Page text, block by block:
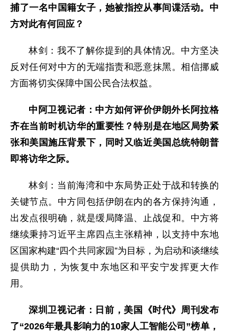
捕了一名中国籍女子，她被指控从事间谍活动。中
方对此有何回应？
林剑：我不了解你提到的具体情况。中方坚决
反对任何对中方的无端指责和恶意抹黑。相信挪威
方面将切实保障中国公民合法权益。
中阿卫视记者：中方如何评价伊朗外长阿拉格
齐在当前时机访华的重要性？特别是在地区局势紧
张和美国施压背景下，同时又临近美国总统特朗普
即将访华之际。
林剑：当前海湾和中东局势正处于战和转换的
关键节点。中方同包括伊朗在内的各方保持沟通，
出发点很明确，就是缓局降温、止战促和。中方将
继续秉持习近平主席四点主张精神，以支持中东地
区国家构建“四个共同家园”为目标，为启动和谈继续
提供助力，为恢复中东地区和平安宁发挥更大作
用。
深圳卫视记者：日前，美国《时代》周刊发布
了“2026年最具影响力的10家人工智能公司”榜单，